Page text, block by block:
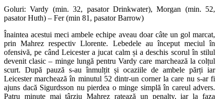
Goluri: Vardy (min. 32, pasator Drinkwater), Morgan (min. 52,
pasator Huth) – Fer (min 81, pasator Barrow)
Înaintea acestui meci ambele echipe aveau doar câte un gol marcat,
prin Mahrez respectiv Llorente. Lebedele au început meciul în
ofensivă, pe când Leicester a jucat calm și a deschis scorul în stilul
devenit clasic – minge lungă pentru Vardy care marchează la colțul
scurt. După pauză s-au înmulțit și ocaziile de ambele părți iar
Leicester marchează în minutul 52 dintr-un corner la care nu s-ar fi
ajuns dacă Sigurdsson nu pierdea o minge simplă în careul advers.
Patru minute mai târziu Mahrez ratează un penalty, iar la faza